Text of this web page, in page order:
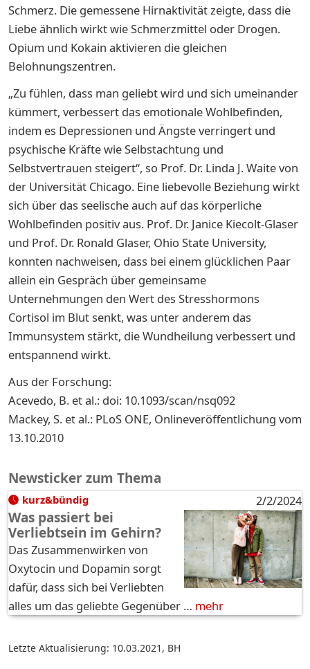
Schmerz. Die gemessene Hirnaktivität zeigte, dass die
Liebe ähnlich wirkt wie Schmerzmittel oder Drogen.
Opium und Kokain aktivieren die gleichen
Belohnungszentren.
„Zu fühlen, dass man geliebt wird und sich umeinander
kümmert, verbessert das emotionale Wohlbefinden,
indem es Depressionen und Ängste verringert und
psychische Kräfte wie Selbstachtung und
Selbstvertrauen steigert“, so Prof. Dr. Linda J. Waite von
der Universität Chicago. Eine liebevolle Beziehung wirkt
sich über das seelische auch auf das körperliche
Wohlbefinden positiv aus. Prof. Dr. Janice Kiecolt-Glaser
und Prof. Dr. Ronald Glaser, Ohio State University,
konnten nachweisen, dass bei einem glücklichen Paar
allein ein Gespräch über gemeinsame
Unternehmungen den Wert des Stresshormons
Cortisol im Blut senkt, was unter anderem das
Immunsystem stärkt, die Wundheilung verbessert und
entspannend wirkt.
Aus der Forschung:
Acevedo, B. et al.: doi: 10.1093/scan/nsq092
Mackey, S. et al.: PLoS ONE, Onlineveröffentlichung vom
13.10.2010
Newsticker zum Thema
kurz&bündig 2/2/2024
Was passiert bei
Verliebtsein im Gehirn?
Das Zusammenwirken von
Oxytocin und Dopamin sorgt
dafür, dass sich bei Verliebten
alles um das geliebte Gegenüber … mehr
Letzte Aktualisierung: 10.03.2021 , BH